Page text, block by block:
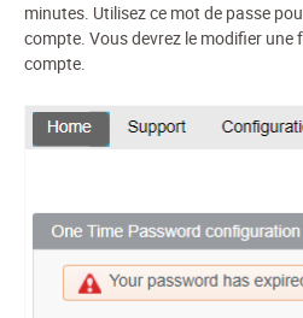
minutes. Utilisez ce mot de passe
compte. Vous devrez le modifier une
compte.